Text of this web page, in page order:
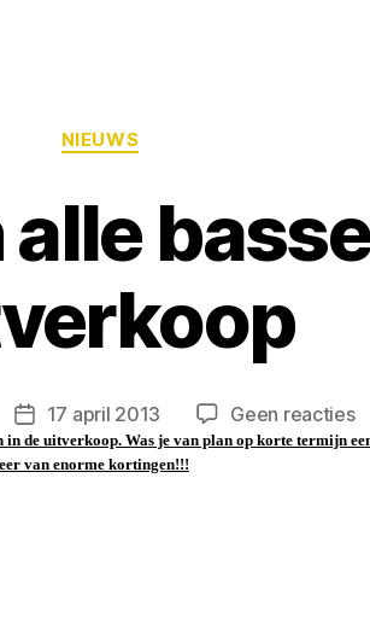
NIEUWS
17 april 2013 Geen reacties
in de uitverkoop. Was je van plan op korte termijn
van enorme kortingen!!!